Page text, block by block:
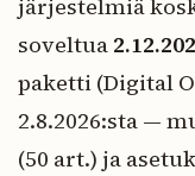
järjestelmiä
soveltua
paketti (Digital
2.8.2026:sta —
(50 art.) ja